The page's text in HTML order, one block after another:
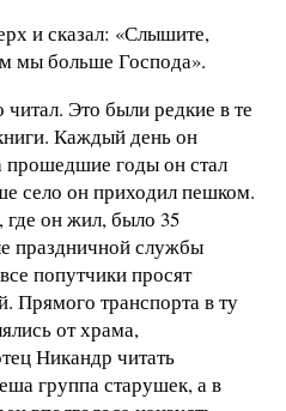
и сказал: «Слышите,
мы больше Господа».
Это были редкие в те
Каждый день он
прошедшие годы он стал
село он приходил пешком.
он жил, было 35
праздничной службы
попутчики просят
Прямого транспорта в ту
от храма,
Никандр читать
группа старушек, а в